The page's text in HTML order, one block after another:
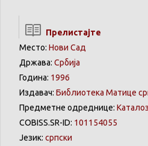
Прелистајте
Место: Нови Сад
Држава: Србија
Година: 1996
Издавач: Библиотека Матице
Предметне одреднице:
COBISS.SR-ID: 101154055
Језик: српски